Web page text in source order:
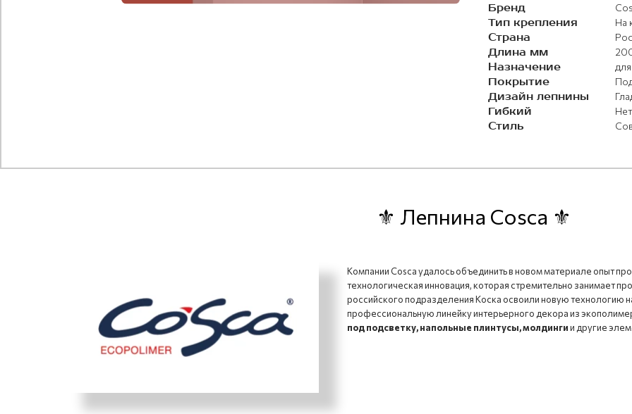
Бренд
Тип крепления На
Страна
Длина мм
Назначение
Покрытие
Дизайн лепнины
Гибкий Нет
Стиль
⚜ Лепнина Cosca ⚜
Компании Cosca удалось объединить в новом материале опыт
технологическая инновация, которая стремительно занимает
российского подразделения Коска освоили новую технологию
профессиональную линейку интерьерного декора из
под подсветку, напольные плинтусы, молдингии другие